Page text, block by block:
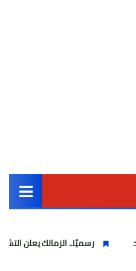
أخبار مصر
رسميًا.. الزمالك يعلن التشكيل الكامل